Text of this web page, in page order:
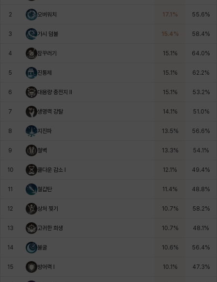
이슈트반
츠바메
코렐라인 크레이버
펜리르 펠릭스 피올로 하트
헤이즈 히스이
2 오버워치 17.1 % 55.6%
3 가시 덤불 15.4% 58.4%
4 잠꾸러기 15.1% 64.0%
5 진통제 15.1% 62.2%
6 대용량 충전지 Il 15.1% 53.2%
7 생명력 강탈 14.1% 51.0%
8 지진파 13.5% 56.6%
9 철벽 13.3% 54.1%
10 쿨다운 감소 I 12.1% 49.4%
11 철갑탄 11.4% 48.8%
12 상처 찢기 10.7% 58.2%
13 고귀한 희생 10.7% 48.1%
14 불굴 10.6% 56.4%
15 방어력 I 10.1% 47.3%